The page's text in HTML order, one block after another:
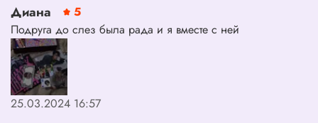
Диана
5
Подруга до слез была рада и я вместе с ней
25.03.2024 16:57